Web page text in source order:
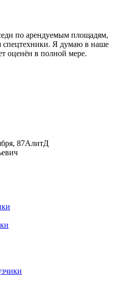
по арендуемым площадям,
спецтехники. Я думаю в наше
оценён в полной мере.
87АлитД